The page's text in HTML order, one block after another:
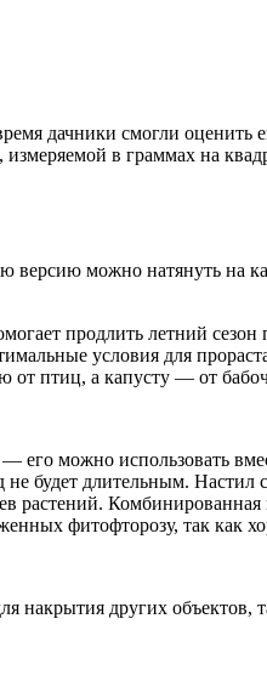
дачники смогли
в граммах на
можно натянуть на
продлить летний
условия для
от птиц, а капусту — от
его можно использовать
будет длительным.
растений.
фитофторозу, так как
накрытия других